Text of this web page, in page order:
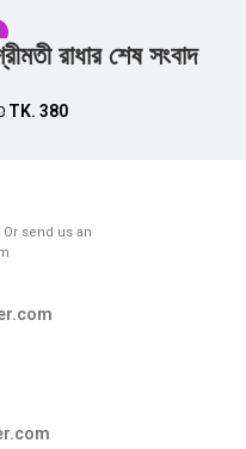
রাধার শেষ সংবাদ
TK. 380
Or send us an